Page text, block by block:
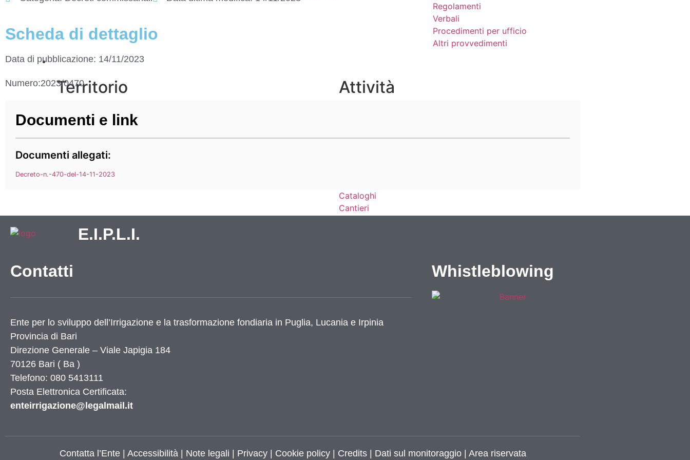
Regolamenti
Verbali
Procedimenti per ufficio
Altri provvedimenti
Vivere l’Ente
Territorio
Come raggiungerci
Attività
Cataloghi
Cantieri
Informazioni
Numeri utili
Servizi di Egovernment attivi
Servizi di Egovernment attivi di futura attivazione
Accessibilità
Mappa del sito
Elenco banner
X
Scheda di dettaglio
Data di pubblicazione: 14/11/2023
Numero:2023/0470
Documenti e link
Documenti allegati:
Decreto-n.-470-del-14-11-2023
E.I.P.L.I.
Contatti
Ente per lo sviluppo dell’Irrigazione e la trasformazione fondiaria in Puglia, Lucania e Irpinia
Provincia di Bari
Direzione Generale – Viale Japigia 184
70126 Bari ( Ba )
Telefono: 080 5413111
Posta Elettronica Certificata:
enteirrigazione@legalmail.it
Whistleblowing
Contatta l’Ente| Accessibilità| Note legali Privacy| Cookie policy| Credits| Dati sul monitoraggio | Area riservata